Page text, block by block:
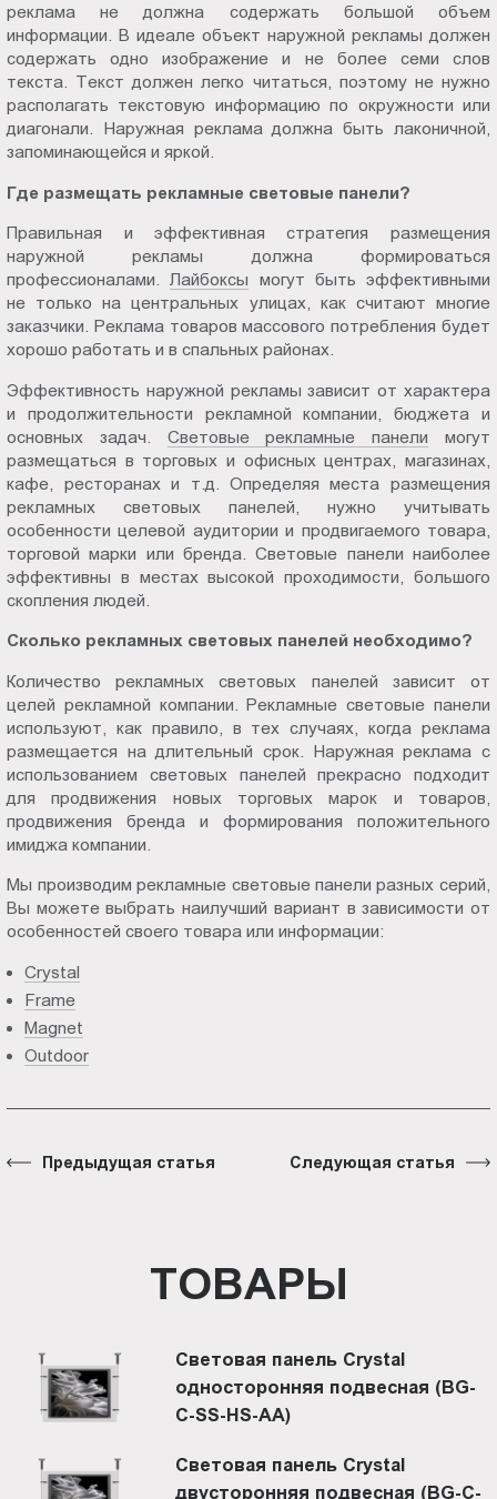
реклама не должна содержать большой объем
информации. В идеале объект наружной рекламы должен
содержать одно изображение и не более семи слов
текста. Текст должен легко читаться, поэтому не нужно
располагать текстовую информацию по окружности или
диагонали. Наружная реклама должна быть лаконичной,
запоминающейся и яркой.
Где размещать рекламные световые панели?
Правильная и эффективная стратегия размещения
наружной рекламы должна формироваться
профессионалами. Лайбоксы могут быть эффективными
не только на центральных улицах, как считают многие
заказчики. Реклама товаров массового потребления будет
хорошо работать и в спальных районах.
Эффективность наружной рекламы зависит от характера
и продолжительности рекламной компании, бюджета и
основных задач. Световые рекламные панели могут
размещаться в торговых и офисных центрах, магазинах,
кафе, ресторанах и т.д. Определяя места размещения
рекламных световых панелей, нужно учитывать
особенности целевой аудитории и продвигаемого товара,
торговой марки или бренда. Световые панели наиболее
эффективны в местах высокой проходимости, большого
скопления людей.
Сколько рекламных световых панелей необходимо?
Количество рекламных световых панелей зависит от
целей рекламной компании. Рекламные световые панели
используют, как правило, в тех случаях, когда реклама
размещается на длительный срок. Наружная реклама с
использованием световых панелей прекрасно подходит
для продвижения новых торговых марок и товаров,
продвижения бренда и формирования положительного
имиджа компании.
Мы производим рекламные световые панели разных серий,
Вы можете выбрать наилучший вариант в зависимости от
особенностей своего товара или информации:
Crystal
Frame
Magnet
Outdoor
Предыдущая статья Следующая статья
ТОВАРЫ
Световая панель Crystal
односторонняя подвесная (BG-
C-SS-HS-AА)
Световая панель Crystal
двусторонняя подвесная (BG-C-
Пт.:
9.00-
Сб.,
Вс.:
выходной